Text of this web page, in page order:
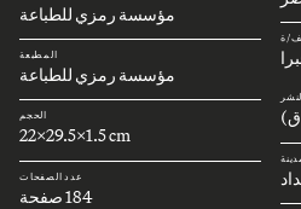
ة
مؤسسة رمزي للطباعة
المطبعة
مؤسسة رمزي للطباعة
الحجم
22x29.5x1.5 cm
عدد الصفحات
184 صفحة